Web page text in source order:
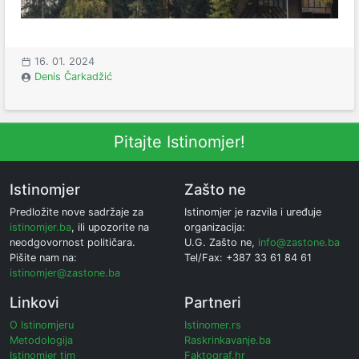
16. 01. 2024
Denis Čarkadžić
Pitajte Istinomjer!
Istinomjer
Predložite nove sadržaje za
istinomjer.ba, ili upozorite na
neodgovornost političara.
Pišite nam na:
istinomjer@zastone.ba
Zašto ne
Istinomjer je razvila i uređuje
organizacija:
U.G. Zašto ne, info@zastone.ba
Tel/Fax: +387 33 61 84 61
Linkovi
O Istinomjeru
Metodologija
Istinomjer tim
Partneri
Istinomer.rs
Raskrinkavanje.ba
Faktograf.hr